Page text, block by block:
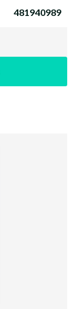
481940989